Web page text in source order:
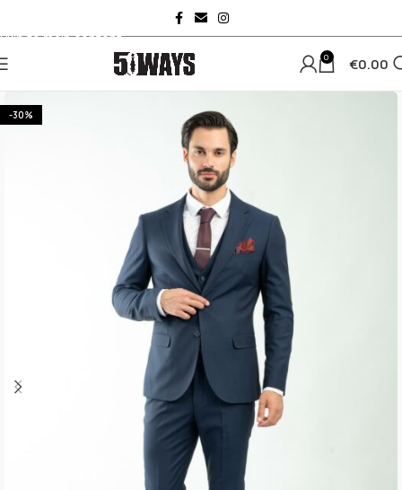
Skip to main content
0 €0.00
-30%